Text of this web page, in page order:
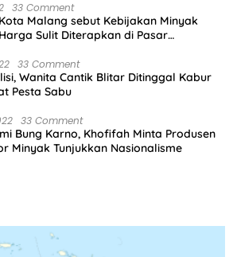
33 Comment
Malang sebut Kebijakan Minyak
Sulit Diterapkan di Pasar
33 Comment
Wanita Cantik Blitar Ditinggal Kabur
Pesta Sabu
33 Comment
Bung Karno, Khofifah Minta Produsen
Minyak Tunjukkan Nasionalisme